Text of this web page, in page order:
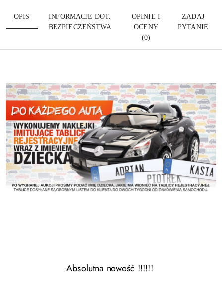
OPIS
INFORMACJE DOT.
BEZPIECZEŃSTWA
OPINIE I
OCENY
(0)
ZADAJ
PYTANIE
Absolutna nowość !!!!!!